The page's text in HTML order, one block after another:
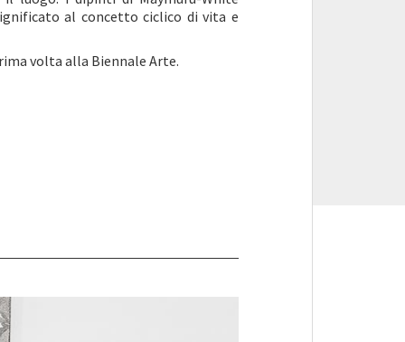
al concetto ciclico di vita e
volta alla Biennale Arte.